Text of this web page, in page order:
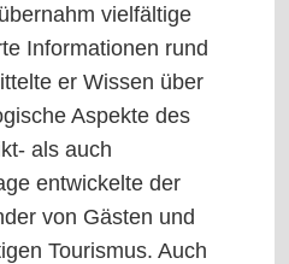
vielfältige
Informationen rund
er Wissen über
Aspekte des
als auch
entwickelte der
von Gästen und
Tourismus. Auch